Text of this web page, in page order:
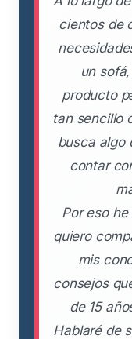
cientos de
un
producto
tan sencillo
busca algo
contar
Por eso
quiero
mis
consejos
de 15
Hablaré de